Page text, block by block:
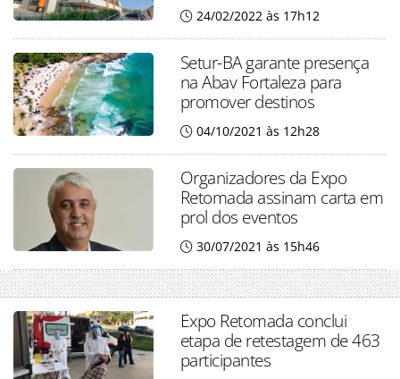
24/02/2022 às 17h12
Setur-BA garante presença
na Abav Fortaleza para
promover destinos
04/10/2021 às 12h28
Organizadores da Expo
Retomada assinam carta em
prol dos eventos
30/07/2021 às 15h46
Expo Retomada conclui
etapa de retestagem de 463
participantes